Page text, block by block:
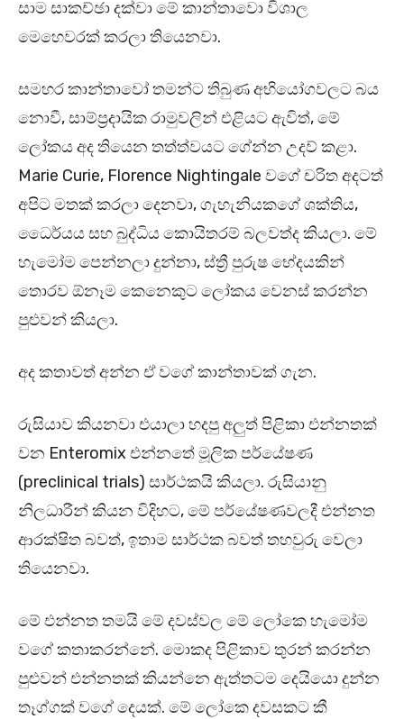
සාම සාකච්ඡා දක්වා මේ කාන්තාවො විශාල
මෙහෙවරක් කරලා තියෙනවා.
සමහර කාන්තාවෝ තමන්ට තිබුණ අභියෝගවලට බය
නොවී, සාම්ප්‍රදායික රාමුවලින් එළියට ඇවිත්, මේ
ලෝකය අද තියෙන තත්ත්වයට ගේන්න උදව් කළා.
Marie Curie, Florence Nightingale වගේ චරිත අදටත්
අපිට මතක් කරලා දෙනවා, ගැහැනියකගේ ශක්තිය,
ධෛර්යය සහ බුද්ධිය කොයිතරම් බලවත්ද කියලා. මේ
හැමෝම පෙන්නලා දුන්නා, ස්ත්‍රී පුරුෂ භේදයකින්
තොරව ඕනෑම කෙනෙකුට ලෝකය වෙනස් කරන්න
පුළුවන් කියලා.
අද කතාවත් අන්න ඒ වගේ කාන්තාවක් ගැන.
රුසියාව කියනවා එයාලා හදපු අලුත් පිළිකා එන්නතක්
වන Enteromix එන්නතේ මූලික පර්යේෂණ
(preclinical trials) සාර්ථකයි කියලා. රුසියානු
නිලධාරීන් කියන විදිහට, මේ පර්යේෂණවලදී එන්නත
ආරක්ෂිත බවත්, ඉතාම සාර්ථක බවත් තහවුරු වෙලා
තියෙනවා.
මේ එන්නත තමයි මේ දවස්වල මේ ලෝකෙ හැමෝම
වගේ කතාකරන්නේ. මොකද පිළිකාව තුරන් කරන්න
පුළුවන් එන්නතක් කියන්නෙ ඇත්තටම දෙයියො දුන්න
තෑග්ගක් වගේ දෙයක්. මේ ලෝකෙ දවසකට කී